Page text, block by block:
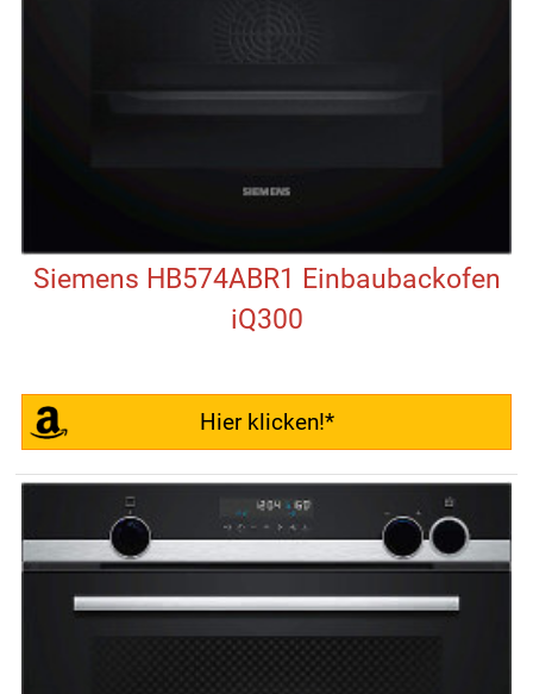
Siemens HB574ABR1 Einbaubackofen
iQ300
Hier klicken!*